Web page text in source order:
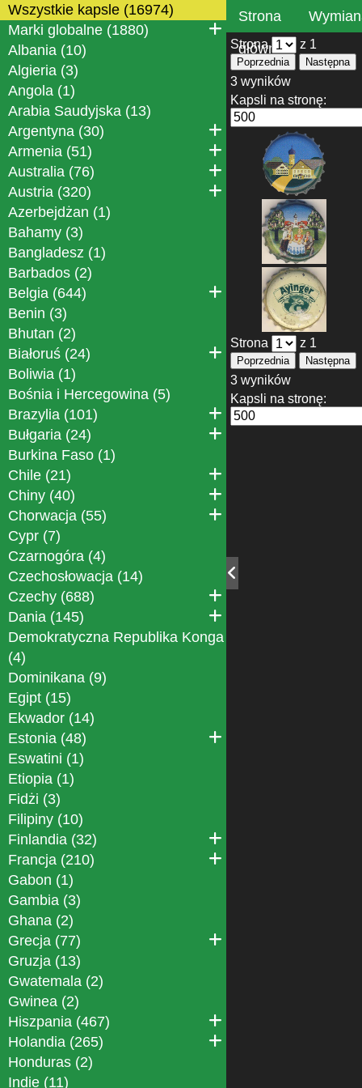
Wszystkie kapsle (16974)
Marki globalne (1880)
Albania (10)
Algieria (3)
Angola (1)
Arabia Saudyjska (13)
Argentyna (30)
Armenia (51)
Australia (76)
Austria (320)
Azerbejdżan (1)
Bahamy (3)
Bangladesz (1)
Barbados (2)
Belgia (644)
Benin (3)
Bhutan (2)
Białoruś (24)
Boliwia (1)
Bośnia i Hercegowina (5)
Brazylia (101)
Bułgaria (24)
Burkina Faso (1)
Chile (21)
Chiny (40)
Chorwacja (55)
Cypr (7)
Czarnogóra (4)
Czechosłowacja (14)
Czechy (688)
Dania (145)
Demokratyczna Republika Konga
(4)
Dominikana (9)
Egipt (15)
Ekwador (14)
Estonia (48)
Eswatini (1)
Etiopia (1)
Fidżi (3)
Filipiny (10)
Finlandia (32)
Francja (210)
Gabon (1)
Gambia (3)
Ghana (2)
Grecja (77)
Gruzja (13)
Gwatemala (2)
Gwinea (2)
Hiszpania (467)
Holandia (265)
Honduras (2)
Indie (11)
Strona
główna
Strona z 1
Poprzednia Następna
3 wyników
Kapsli na stronę:
Strona z 1
Poprzednia Następna
3 wyników
Kapsli na stronę: